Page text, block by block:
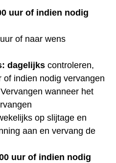
uur of indien nodig
of naar wens
dagelijks controleren,
indien nodig vervangen
wanneer het
op slijtage en
aan en vervang de
uur of indien nodig